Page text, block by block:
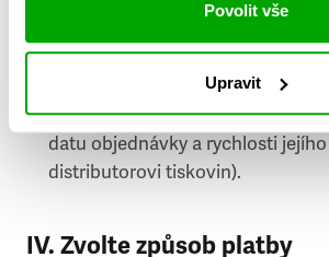
Povolit vše
Upravit
doručování týdeníku Respekt v
první vydání ve vaší schránce se
příští, nejpozději přespříští týden
datu objednávky a rychlosti
distributorovi tiskovin).
IV. Zvolte způsob platby